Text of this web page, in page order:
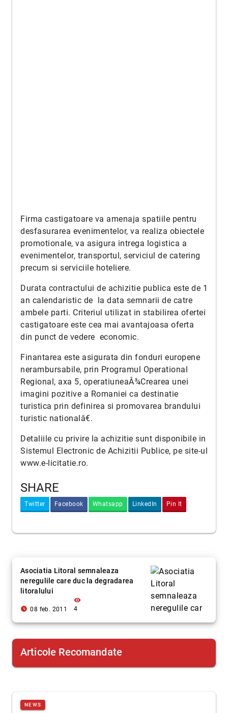
Firma castigatoare va amenaja spatiile pentru
desfasurarea evenimentelor, va realiza obiectele
promotionale, va asigura intrega logistica a
evenimentelor, transportul, serviciul de catering
precum si serviciile hoteliere.
Durata contractului de achizitie publica este de 1
an calendaristic de la data semnarii de catre
ambele parti. Criteriul utilizat in stabilirea ofertei
castigatoare este cea mai avantajoasa oferta
din punct de vedere economic.
Finantarea este asigurata din fonduri europene
nerambursabile, prin Programul Operational
Regional, axa 5, operatiuneaÂ¾Crearea unei
imagini pozitive a Romaniei ca destinatie
turistica prin definirea si promovarea brandului
turistic nationalâ€.
Detaliile cu privire la achizitie sunt disponibile in
Sistemul Electronic de Achizitii Publice, pe site-ul
www.e-licitatie.ro.
SHARE
Twitter Facebook Whatsapp LinkedIn Pin It
Asociatia Litoral semnaleaza
neregulile care duc la degradarea
litoralului
access_time_filled 08 feb. 2011
visibility
4
Articole Recomandate
NEWS